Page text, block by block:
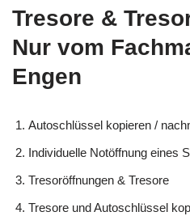
Tresore &
Nur vom
Engen
Autoschlüssel kopieren /
Individuelle Notöffnung eines
Tresoröffnungen & Tresore
Tresore und Autoschlüssel